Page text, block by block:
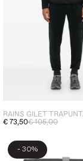
€ 73,50€ 105,00
- 30%